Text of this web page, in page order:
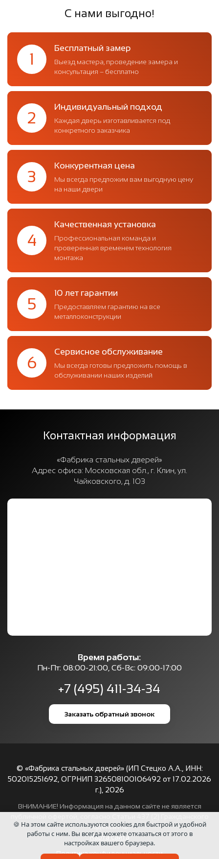
С нами выгодно!
1
Бесплатный замер
Выезд мастера, проведение замера и
консультация – бесплатно
2
Индивидуальный подход
Каждая дверь изготавливается под
конкретного заказчика
3
Конкурентная цена
Мы всегда предложим вам выгодную цену
на наши двери
4
Качественная установка
Профессиональная команда и
проверенная временем технология
монтажа
5
10 лет гарантии
Предоставляем гарантию на все
металлоконструкции
6
Сервисное обслуживание
Мы всегда готовы предложить помощь в
обслуживании наших изделий
Контактная информация
«Фабрика стальных дверей»
Адрес офиса: Московская обл., г. Клин, ул.
Чайковского, д. 103
Время работы:
Пн-Пт: 08:00-21:00, Сб-Вс: 09:00-17:00
+7 (495) 411-34-34
Заказать обратный звонок
© «Фабрика стальных дверей» (ИП Стецко А.А., ИНН:
502015251692, ОГРНИП 326508100106492 от 17.02.2026
г.), 2026
ВНИМАНИЕ! Информация на данном сайте не является
кодекса РФ.
Карта сайта
Политика конфиденциальности
🍪 На этом сайте используются cookies для быстрой и удобной
работы с ним. Вы всегда можете отказаться от этого в
настройках вашего браузера.